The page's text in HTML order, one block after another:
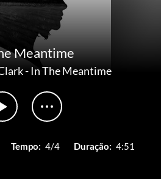
Meantime
-In The Meantime
Tempo: 4/4 Duração: 4:51